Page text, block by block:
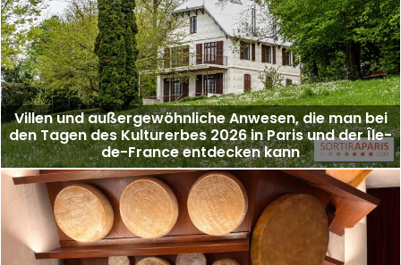
Villen und außergewöhnliche Anwesen, die man bei
den Tagen des Kulturerbes 2026 in Paris und der Île-
de-France entdecken kann